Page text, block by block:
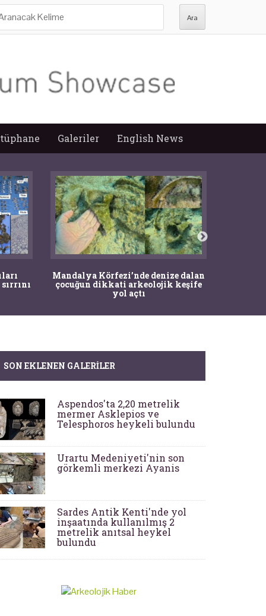
Galeriler English News
Mandalya Körfezi’nde denize dalan
çocuğun dikkati arkeolojik keşife
yol açtı
SON EKLENEN GALERILER
Aspendos'ta 2,20 metrelik
mermer Asklepios ve
Telesphoros heykeli bulundu
Urartu Medeniyeti'nin son
görkemli merkezi Ayanis
Sardes Antik Kenti'nde yol
inşaatında kullanılmış 2
metrelik anıtsal heykel
bulundu